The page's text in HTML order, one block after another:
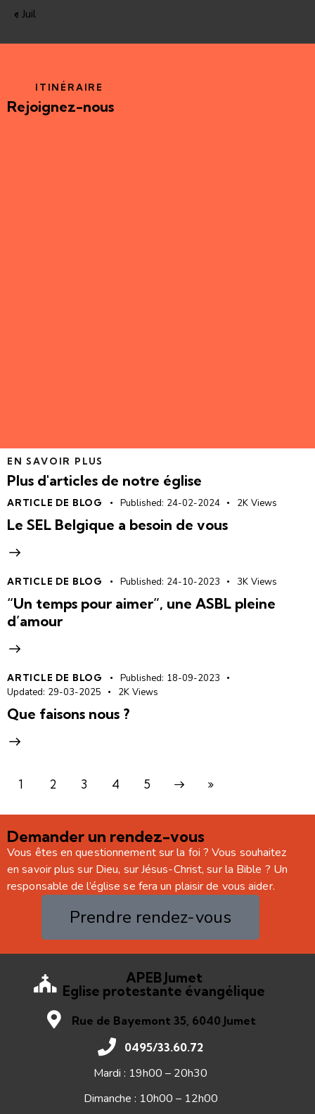
« Juil
ITINÉRAIRE
Rejoignez-nous
EN SAVOIR PLUS
Plus d'articles de notre église
ARTICLE DE BLOG Published: 24-02-2024 2K Views
Le SEL Belgique a besoin de vous
ARTICLE DE BLOG Published: 24-10-2023 3K Views
“Un temps pour aimer”, une ASBL pleine
d’amour
ARTICLE DE BLOG Published: 18-09-2023
Updated: 29-03-2025 2K Views
Que faisons nous ?
1 2 3 4 5
Next Last
Demander un rendez-vous
Vous êtes en questionnement sur la foi ? Vous souhaitez
en savoir plus sur Dieu, sur Jésus-Christ, sur la Bible ? Un
responsable de l’église se fera un plaisir de vous aider.
Prendre rendez-vous
APEB Jumet
Eglise protestante évangélique
Rue de Bayemont 35, 6040 Jumet
0495/33.60.72
Mardi : 19h00 – 20h30
Dimanche : 10h00 – 12h00